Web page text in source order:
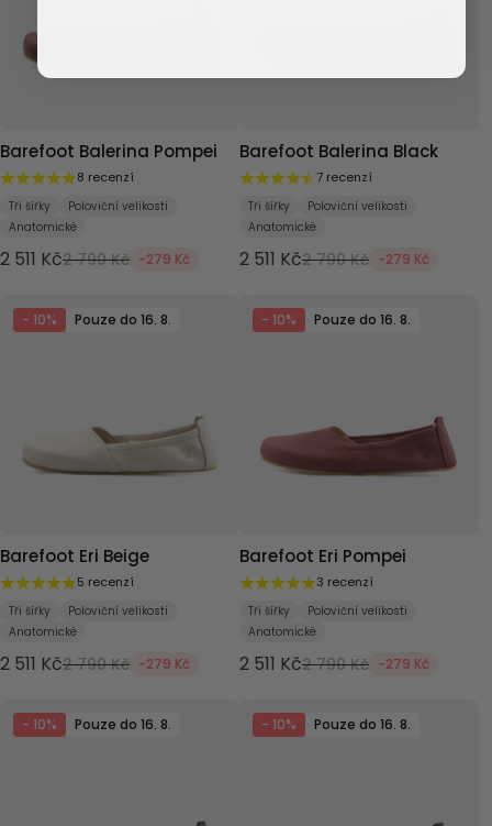
Barefoot Balerina Pompei
8 recenzí
Tři šířky
Poloviční velikosti
Anatomické
2 511 Kč2 790 Kč -279 Kč
Barefoot Balerina Black
7 recenzí
Tři šířky
Poloviční velikosti
Anatomické
2 511 Kč2 790 Kč -279 Kč
- 10% Pouze do 16. 8.
Barefoot Eri Beige
5 recenzí
Tři šířky
Poloviční velikosti
Anatomické
2 511 Kč2 790 Kč -279 Kč
- 10% Pouze do 16. 8.
Barefoot Eri Pompei
3 recenzí
Tři šířky
Poloviční velikosti
Anatomické
2 511 Kč2 790 Kč -279 Kč
- 10% Pouze do 16. 8. - 10% Pouze do 16. 8.